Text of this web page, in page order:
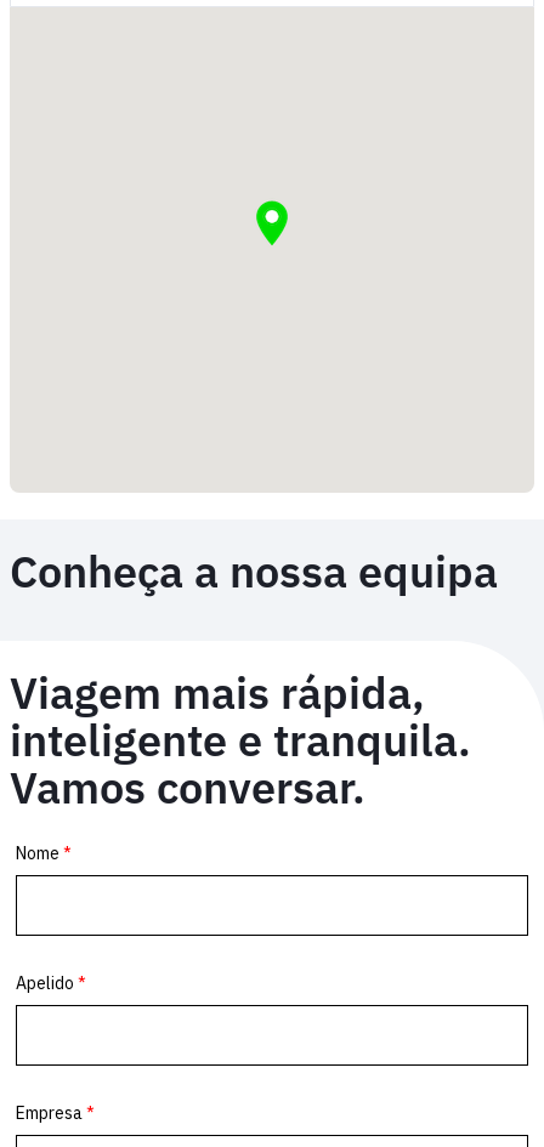
Conheça a nossa equipa
Viagem mais rápida,
inteligente e tranquila.
Vamos conversar.